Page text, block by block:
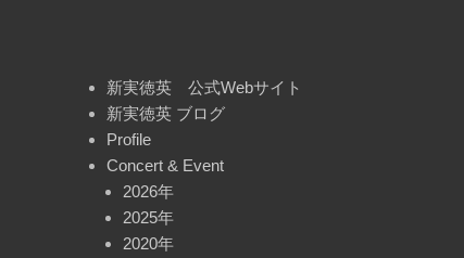
新実徳英 公式Webサイト
新実徳英 ブログ
Profile
Concert & Event
2026年
2025年
2020年